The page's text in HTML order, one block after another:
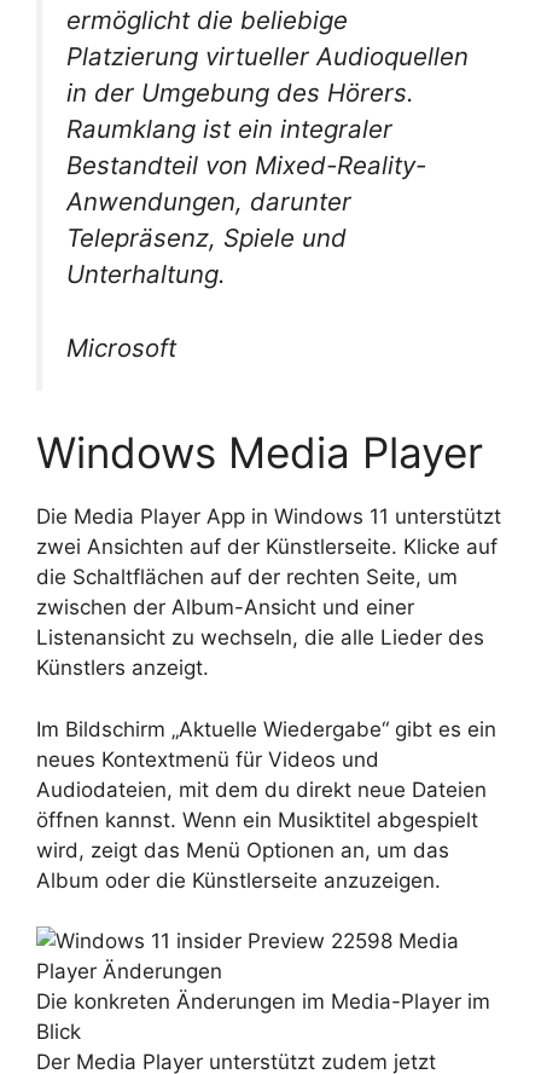
ermöglicht die beliebige
Platzierung virtueller Audioquellen
in der Umgebung des Hörers.
Raumklang ist ein integraler
Bestandteil von Mixed-Reality-
Anwendungen, darunter
Telepräsenz, Spiele und
Unterhaltung.
Microsoft
Windows Media Player
Die Media Player App in Windows 11 unterstützt
zwei Ansichten auf der Künstlerseite. Klicke auf
die Schaltflächen auf der rechten Seite, um
zwischen der Album-Ansicht und einer
Listenansicht zu wechseln, die alle Lieder des
Künstlers anzeigt.
Im Bildschirm „Aktuelle Wiedergabe“ gibt es ein
neues Kontextmenü für Videos und
Audiodateien, mit dem du direkt neue Dateien
öffnen kannst. Wenn ein Musiktitel abgespielt
wird, zeigt das Menü Optionen an, um das
Album oder die Künstlerseite anzuzeigen.
Die konkreten Änderungen im Media-Player im
Blick
Der Media Player unterstützt zudem jetzt